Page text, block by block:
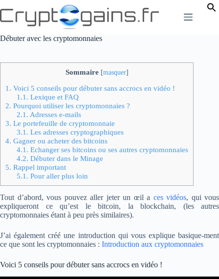
au
contenu
Débuter avec les cryptomonnaies
Sommaire [masquer]
1. Voici 5 conseils pour débuter sans accrocs en vidéo !
1.1. Lexique et FAQ
2. Pourquoi utiliser les cryptomonnaies ?
2.1. Adresses e-mails
3. Le portefeuille de cryptomonnaie
3.1. Les adresses cryptographiques
4. Gagner ou acheter des bitcoins
4.1. Echanger ses bitcoins ou ses autres cryptomonnaies
4.2. Débuter dans le Minage
5. Rappel important
5.1. Pour aller plus loin
Tout d’abord, vous pouvez aller jeter un œil a ces vidéos, qui vous
expliqueront ce qu’est le bitcoin, la blockchain, (les autres
cryptomonnaies étant à peu près similaires).
J’ai également créé une introduction qui vous explique basique-ment
ce que sont les cryptomonnaies : Introduction aux cryptomonnaies
Voici 5 conseils pour débuter sans accrocs en vidéo !